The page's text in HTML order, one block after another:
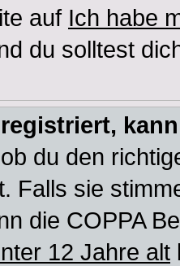
auf Ich habe
du solltest
du den
Falls sie
die COPPA
12 Jahre alt